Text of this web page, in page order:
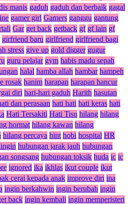
manis gaduh gaduh dan berbaik gagal
gamer girl Gamers ganggu gantung
Gar get back getback gf gf lain gf
girfriend baru girlfriend girlfriend bagi
stress give up gold digger gugur
guru pelajar gym habis madu sepah
halal hamba allah hambar hampeh
rosak hanim harapan harapan hancur
diri hari-hari gaduh Harith hasutan
dan perasaan hati hati hati keras hati
Hati Tersakiti Hati Tisu hilang hilang
hormat hilang kawan hilang
hilang percaya hint hobi hospital HR
hubungan jarak jauh hubungan
songsang hubungan toksik huda ic ic
ignored ika ikhlas ikut couple ikut
cerai kepada anak improve diri ina
ingin berkahwin ingin berubah ingin
back ingin kembali ingin memperisteri